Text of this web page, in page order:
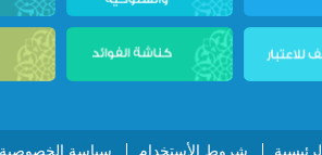
الرئيسية شروط الأستخدام سياسة الخصوصية